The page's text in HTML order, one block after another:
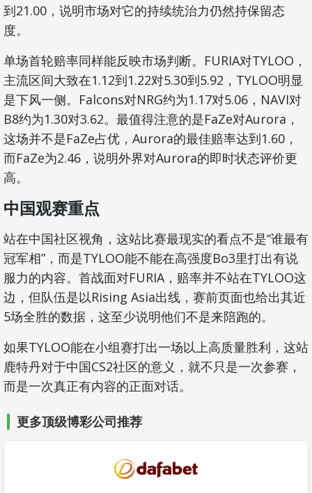
到21.00，说明市场对它的持续统治力仍然持保留态
度。
单场首轮赔率同样能反映市场判断。FURIA对TYLOO，
主流区间大致在1.12到1.22对5.30到5.92，TYLOO明显
是下风一侧。Falcons对NRG约为1.17对5.06，NAVI对
B8约为1.30对3.62。最值得注意的是FaZe对Aurora，
这场并不是FaZe占优，Aurora的最佳赔率达到1.60，
而FaZe为2.46，说明外界对Aurora的即时状态评价更
高。
中国观赛重点
站在中国社区视角，这站比赛最现实的看点不是“谁最有
冠军相”，而是TYLOO能不能在高强度Bo3里打出有说
服力的内容。首战面对FURIA，赔率并不站在TYLOO这
边，但队伍是以Rising Asia出线，赛前页面也给出其近
5场全胜的数据，这至少说明他们不是来陪跑的。
如果TYLOO能在小组赛打出一场以上高质量胜利，这站
鹿特丹对于中国CS2社区的意义，就不只是一次参赛，
而是一次真正有内容的正面对话。
更多顶级博彩公司推荐